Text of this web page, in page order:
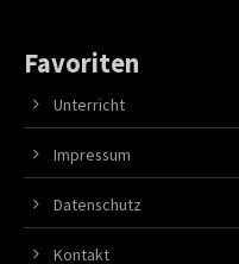
Favoriten
Unterricht
Impressum
Datenschutz
Kontakt